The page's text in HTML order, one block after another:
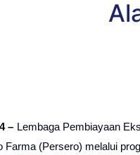
– Lembaga Pembiayaan
Farma (Persero) melalui